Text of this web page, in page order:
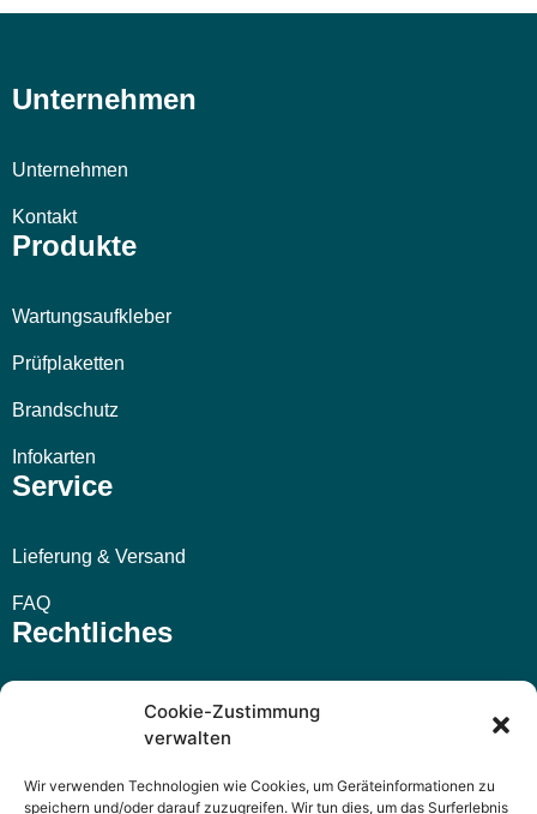
Cookie-Zustimmung
verwalten
Wir verwenden Technologien wie Cookies, um Geräteinformationen zu
speichern und/oder darauf zuzugreifen. Wir tun dies, um das Surferlebnis
Unternehmen
Unternehmen
Kontakt
Produkte
Wartungsaufkleber
Prüfplaketten
Brandschutz
Infokarten
Service
Lieferung & Versand
FAQ
Rechtliches
Widerrufsbelehrung